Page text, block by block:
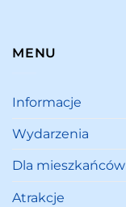
MENU
Informacje
Wydarzenia
Dla mieszkańców
Atrakcje